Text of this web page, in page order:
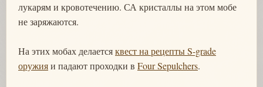
лукарям и кровотечению. СА кристаллы на этом мобе
не заряжаются.
На этих мобах делаетсяквест на рецепты S-grade
оружияи падают проходки в Four Sepulchers.